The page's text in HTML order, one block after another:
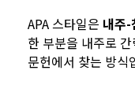
APA 스타일은 내주-
한 부분을 내주로
문헌에서 찾는 방식